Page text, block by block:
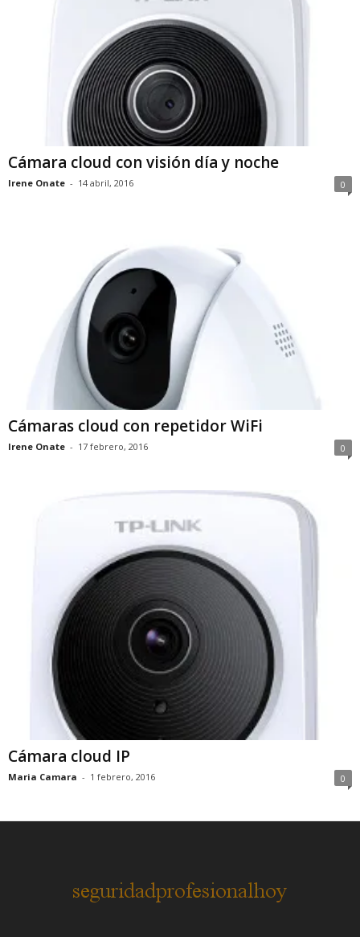
Cámara cloud con visión día y noche
Irene Onate - 14 abril, 2016 0
Cámaras cloud con repetidor WiFi
Irene Onate - 17 febrero, 2016 0
Cámara cloud IP
Maria Camara - 1 febrero, 2016 0